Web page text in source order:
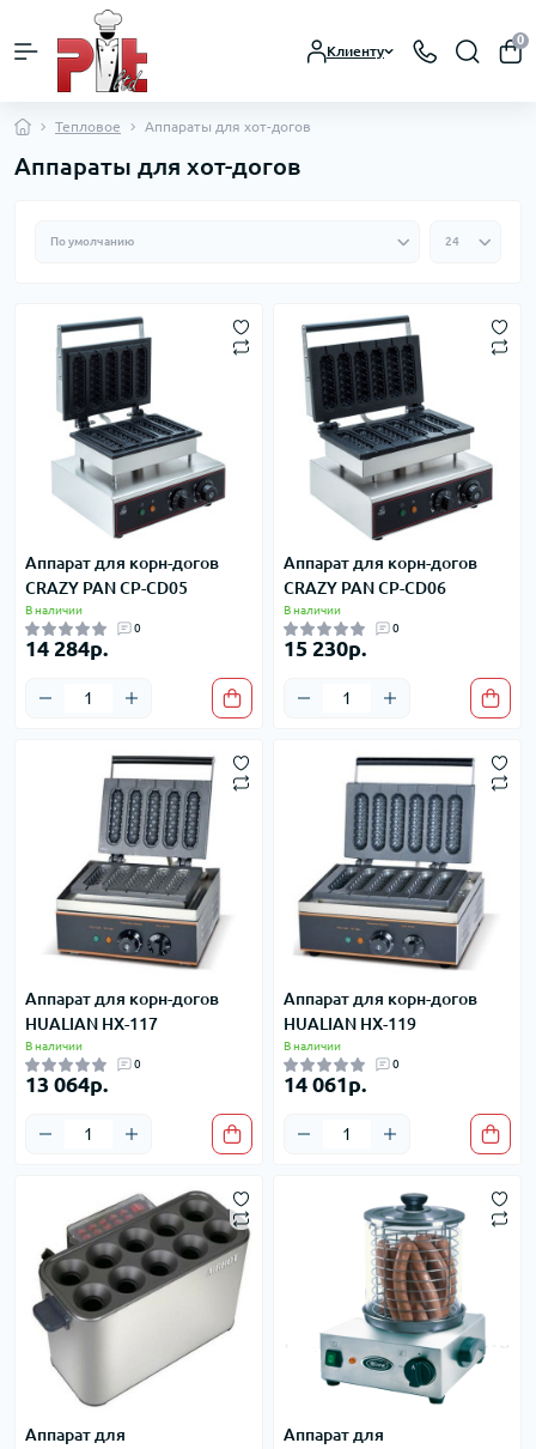
Клиенту
0
Тепловое Аппараты для хот-догов
Аппараты для хот-догов
Аппарат для корн-догов
CRAZY PAN CP-CD05
В наличии
0
14 284р.
Аппарат для корн-догов
CRAZY PAN CP-CD06
В наличии
0
15 230р.
Аппарат для корн-догов
HUALIAN HX-117
В наличии
0
13 064р.
Аппарат для корн-догов
HUALIAN HX-119
В наличии
0
14 061р.
Аппарат для
Аппарат для